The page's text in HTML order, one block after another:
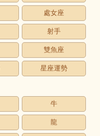
處女座
射手
雙魚座
星座運勢
牛
龍